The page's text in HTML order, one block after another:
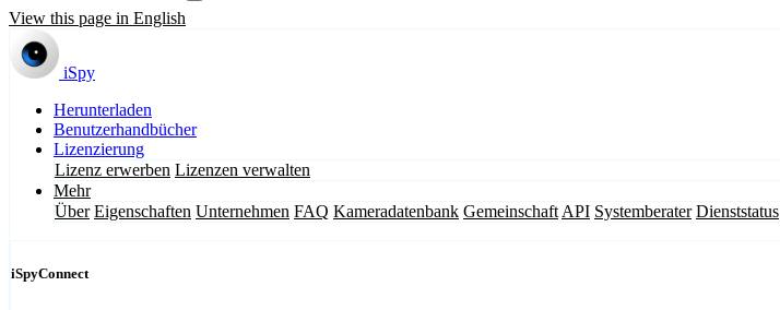
View this page in English
iSpy
Herunterladen
Benutzerhandbücher
Lizenzierung
Lizenz erwerben Lizenzen verwalten
Mehr
Über Eigenschaften Unternehmen FAQ Kameradatenbank Gemeinschaft API Systemberater Dienststatus
iSpyConnect